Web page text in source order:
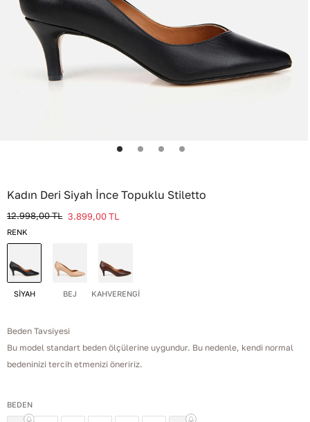
Kadın Deri Siyah İnce Topuklu Stiletto
12.998,00TL 3.899,00TL
RENK
SİYAH BEJ KAHVERENGİ
Beden Tavsiyesi
Bu model standart beden ölçülerine uygundur. Bu nedenle, kendi normal
bedeninizi tercih etmenizi öneririz.
BEDEN